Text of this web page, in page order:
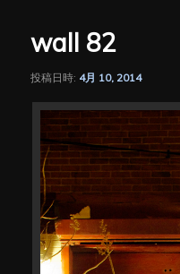
ゲ
シ
ン
wall 82
投稿日時: 4月 10, 2014